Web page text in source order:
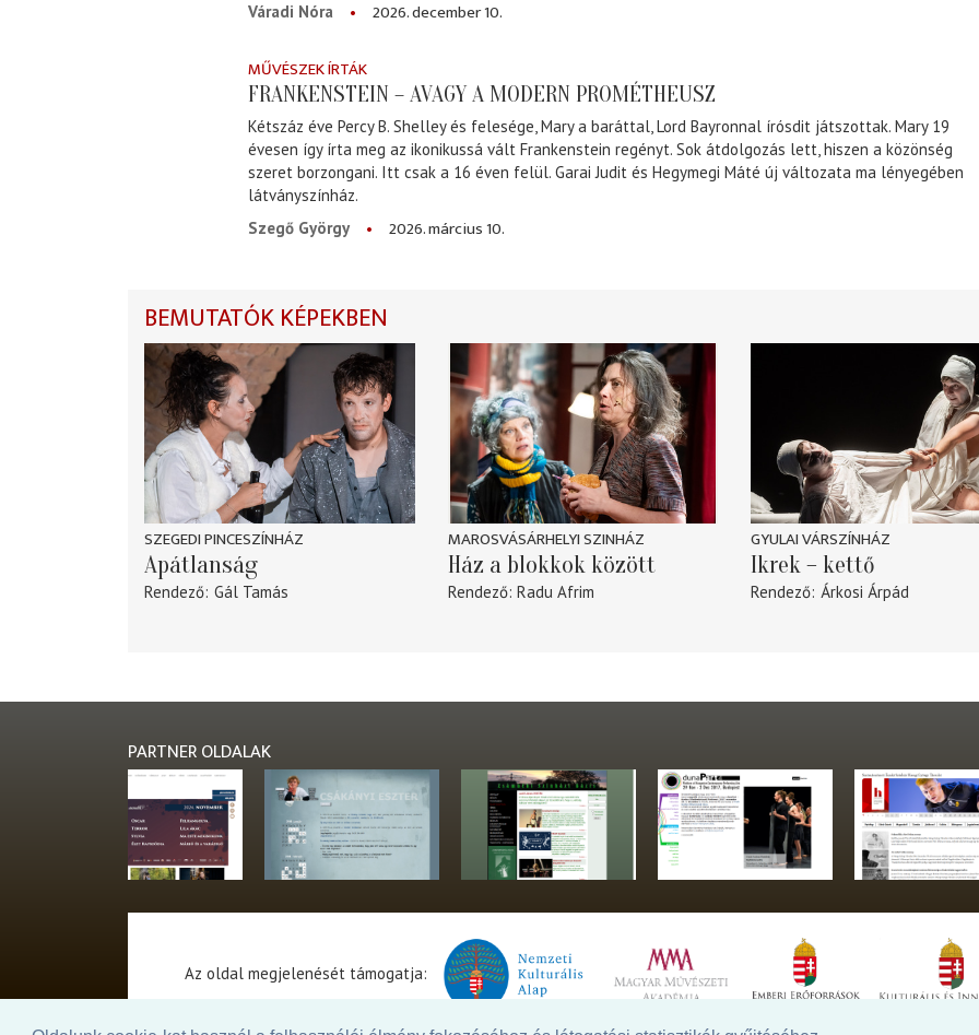
Váradi Nóra
2026. december 10.
MŰVÉSZEK ÍRTÁK
FRANKENSTEIN – AVAGY A MODERN PROMÉTHEUSZ
Kétszáz éve Percy B. Shelley és felesége, Mary a baráttal, Lord Bayronnal írósdit játszottak. Mary 19
évesen így írta meg az ikonikussá vált Frankenstein regényt. Sok átdolgozás lett, hiszen a közönség
szeret borzongani. Itt csak a 16 éven felül. Garai Judit és Hegymegi Máté új változata ma lényegében
látványszínház.
Szegő György
2026. március 10.
BEMUTATÓK KÉPEKBEN
SZEGEDI PINCESZÍNHÁZ
Apátlanság
Rendező Gál Tamás
MAROSVÁSÁRHELYI SZINHÁZ
Ház a blokkok között
Rendező Radu Afrim
GYULAI VÁRSZÍNHÁZ
Ikrek – kettő
Rendező Árkosi Árpád
PARTNER OLDALAK
Az oldal megjelenését támogatja: